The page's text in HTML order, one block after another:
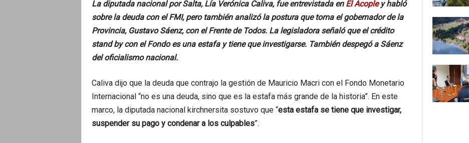
La diputada nacional por Salta, Lía Verónica Caliva, fue entrevistada en El Acopley habló
sobre la deuda con el FMI, pero también analizó la postura que toma el gobernador de la
Provincia, Gustavo Sáenz, con el Frente de Todos. La legisladora señaló que el crédito
stand by con el Fondo es una estafa y tiene que investigarse. También despegó a Sáenz
del oficialismo nacional.
Caliva dijo que la deuda que contrajo la gestión de Mauricio Macri con el Fondo Monetario
Internacional “no es una deuda, sino que es la estafa más grande de la historia”. En este
marco, la diputada nacional kirchnersita sostuvo que “esta estafa se tiene que investigar,
suspender su pago y condenar a los culpables”.